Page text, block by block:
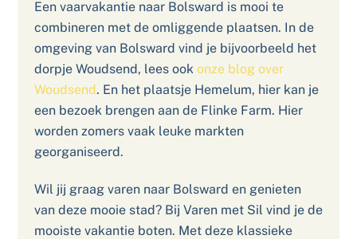
Een vaarvakantie naar Bolsward is mooi te
combineren met de omliggende plaatsen. In de
omgeving van Bolsward vind je bijvoorbeeld het
dorpje Woudsend, lees ook onze blog over
Woudsend. En het plaatsje Hemelum, hier kan je
een bezoek brengen aan de Flinke Farm. Hier
worden zomers vaak leuke markten
georganiseerd.
Wil jij graag varen naar Bolsward en genieten
van deze mooie stad? Bij Varen met Sil vind je de
mooiste vakantie boten. Met deze klassieke